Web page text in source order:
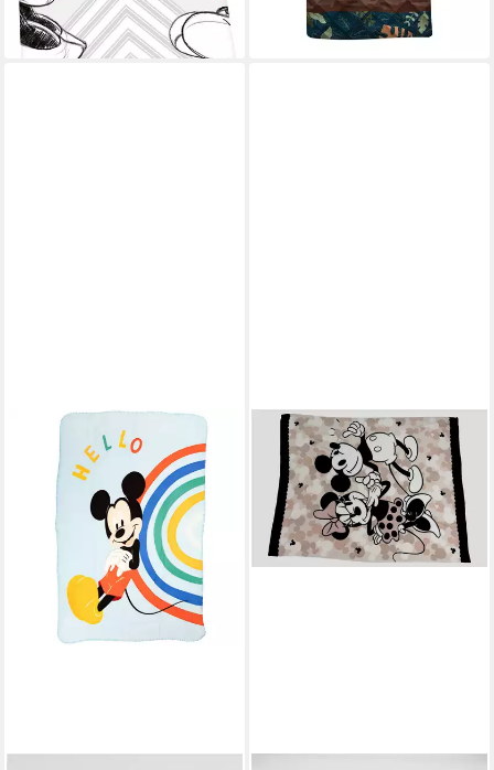
-50%
lieferbar - in 4-5 Werktagen bei dir
lieferbar - in 5-6 Werktagen bei dir